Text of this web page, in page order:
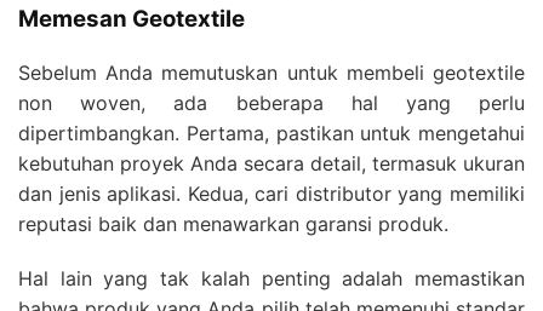
Memesan Geotextile
Sebelum Anda memutuskan untuk membeli geotextile
non woven, ada beberapa hal yang perlu
dipertimbangkan. Pertama, pastikan untuk mengetahui
kebutuhan proyek Anda secara detail, termasuk ukuran
dan jenis aplikasi. Kedua, cari distributor yang memiliki
reputasi baik dan menawarkan garansi produk.
Hal lain yang tak kalah penting adalah memastikan